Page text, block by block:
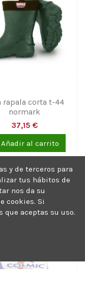
rapala corta t-44
normark
37,15 €
Añadir al carrito
y de terceros para
tus hábitos de
nos da su
cookies. Si
que aceptas su uso.